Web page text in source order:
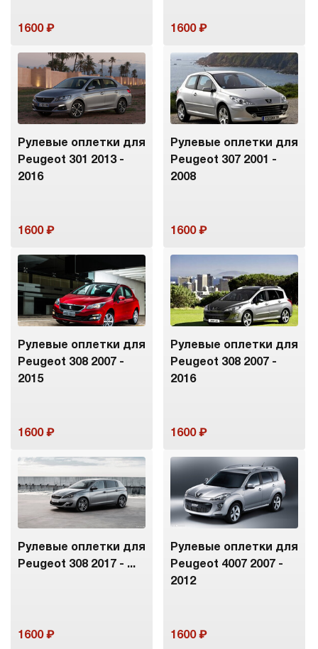
1600 1600
Рулевые оплетки для
Peugeot 301 2013 -
2016
1600
Рулевые оплетки для
Peugeot 307 2001 -
2008
1600
Рулевые оплетки для
Peugeot 308 2007 -
2015
1600
Рулевые оплетки для
Peugeot 308 2007 -
2016
1600
Рулевые оплетки для
Peugeot 308 2017 - ...
1600
Рулевые оплетки для
Peugeot 4007 2007 -
2012
1600